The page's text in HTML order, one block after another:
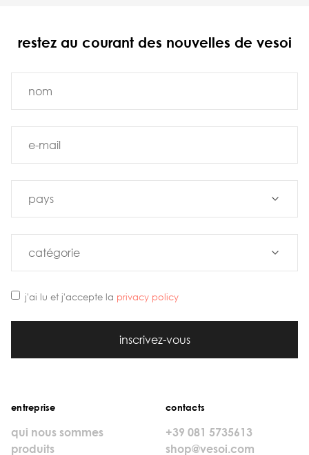
restez au courant des nouvelles de vesoi
j'ai lu et j'accepte la privacy policy
inscrivez-vous
entreprise
qui nous sommes
produits
contacts
+39 081 5735613
shop@vesoi.com